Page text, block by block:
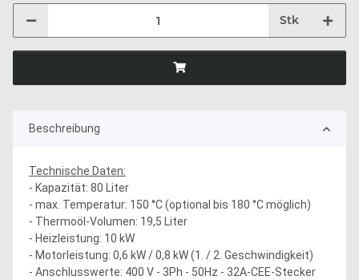
Stk
Beschreibung
Technische Daten:
- Kapazität: 80 Liter
- max. Temperatur: 150 °C (optional bis 180 °C möglich)
- Thermoöl-Volumen: 19,5 Liter
- Heizleistung: 10 kW
- Motorleistung: 0,6 kW / 0,8 kW (1. / 2. Geschwindigkeit)
- Anschlusswerte: 400 V - 3Ph - 50Hz - 32A-CEE-Stecker